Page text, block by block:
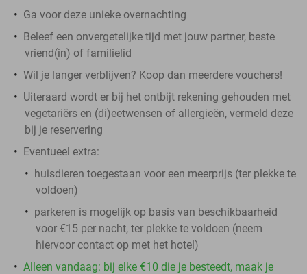
Ga voor deze unieke overnachting
Beleef een onvergetelijke tijd met jouw partner, beste
vriend(in) of familielid
Wil je langer verblijven? Koop dan meerdere vouchers!
Uiteraard wordt er bij het ontbijt rekening gehouden met
vegetariërs en (di)eetwensen of allergieën, vermeld deze
bij je reservering
Eventueel extra:
huisdieren toegestaan voor een meerprijs (ter plekke te
voldoen)
parkeren is mogelijk op basis van beschikbaarheid
voor €15 per nacht, ter plekke te voldoen (neem
hiervoor contact op met het hotel)
Alleen vandaag: bij elke €10 die je besteedt, maak je